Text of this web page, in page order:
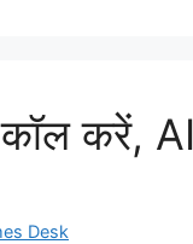
करें,
Desk